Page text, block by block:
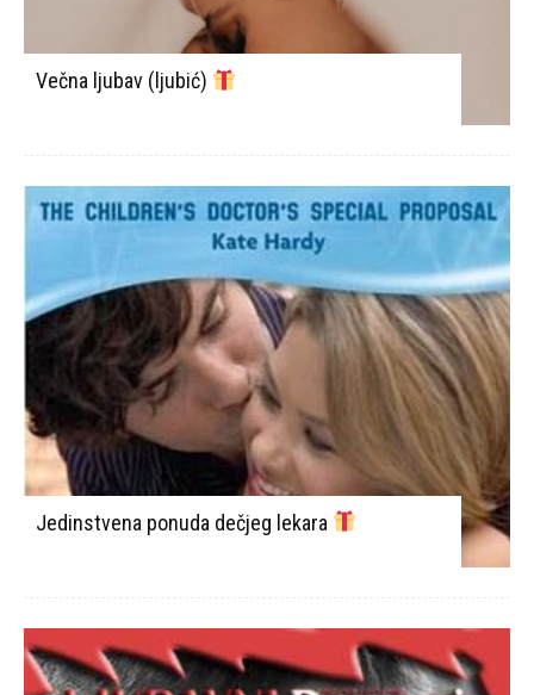
Večna ljubav (ljubić)
Jedinstvena ponuda dečjeg lekara